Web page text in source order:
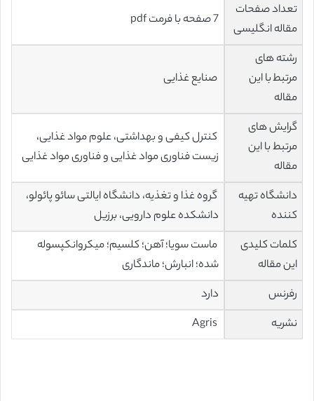
تعداد صفحات
مقاله انگلیسی
7 صفحه با فرمت pdf
رشته های
مرتبط با این
مقاله
صنایع غذایی
گرایش های
مرتبط با این
مقاله
کنترل کیفی و بهداشتی، علوم مواد غذایی،
زیست فناوری مواد غذایی و فناوری مواد غذایی
دانشگاه تهیه
کننده
گروه غذا و تغذیه، دانشگاه ایالتی سائو پائولو،
دانشکده علوم دارویی، برزیل
کلمات کلیدی
این مقاله
ماست سویا؛ آهن؛ کلسیم؛ میکروانکپسوله
شده؛ انبارش؛ ماندگاری
رفرنس
دارد
نشریه